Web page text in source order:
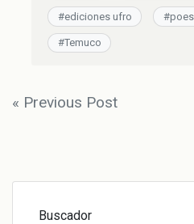
#ediciones ufro #
#Temuco
Navegación
« Previous Post
Buscador